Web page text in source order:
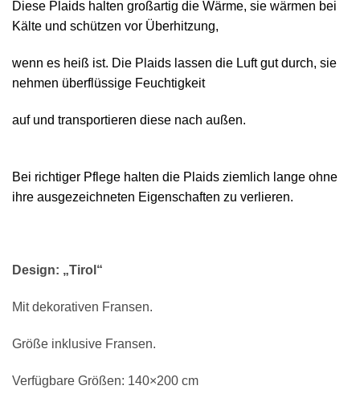
Diese Plaids halten großartig die Wärme, sie wärmen bei
Kälte und schützen vor Überhitzung,
wenn es heiß ist. Die Plaids lassen die Luft gut durch, sie
nehmen überflüssige Feuchtigkeit
auf und transportieren diese nach außen.
Bei richtiger Pflege halten die Plaids ziemlich lange ohne
ihre ausgezeichneten Eigenschaften zu verlieren.
Design: „Tirol“
Mit dekorativen Fransen.
Größe inklusive Fransen.
Verfügbare Größen: 140×200 cm